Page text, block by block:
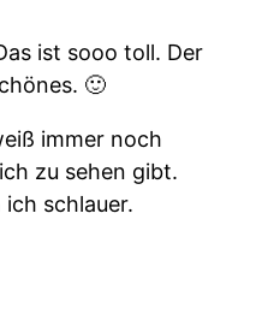
ist sooo toll. Der
🙂
immer noch
zu sehen gibt.
schlauer.